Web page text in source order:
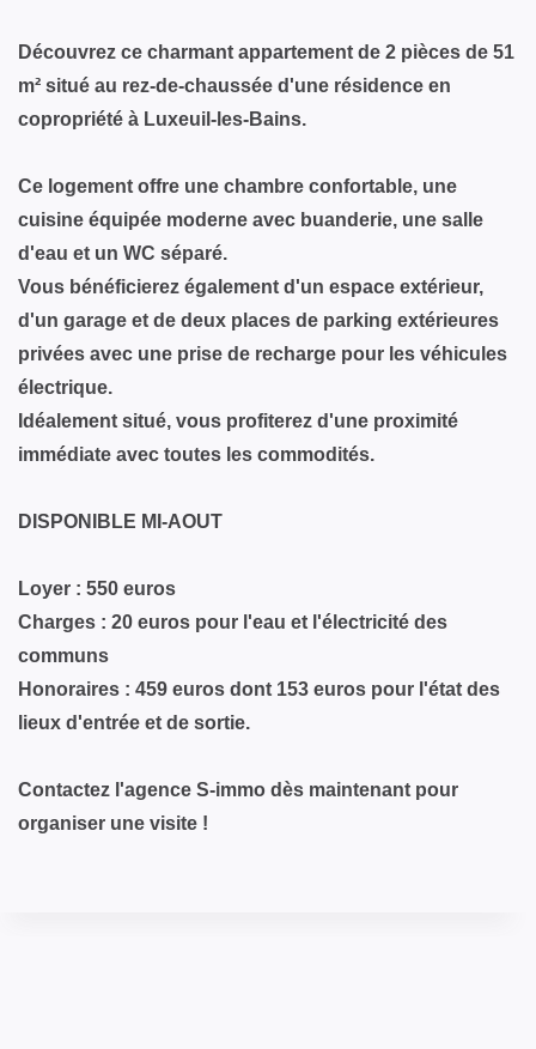
Découvrez ce charmant appartement de 2 pièces de 51
m² situé au rez-de-chaussée d'une résidence en
copropriété à Luxeuil-les-Bains.
Ce logement offre une chambre confortable, une
cuisine équipée moderne avec buanderie, une salle
d'eau et un WC séparé.
Vous bénéficierez également d'un espace extérieur,
d'un garage et de deux places de parking extérieures
privées avec une prise de recharge pour les véhicules
électrique.
Idéalement situé, vous profiterez d'une proximité
immédiate avec toutes les commodités.
DISPONIBLE MI-AOUT
Loyer : 550 euros
Charges : 20 euros pour l'eau et l'électricité des
communs
Honoraires : 459 euros dont 153 euros pour l'état des
lieux d'entrée et de sortie.
Contactez l'agence S-immo dès maintenant pour
organiser une visite !